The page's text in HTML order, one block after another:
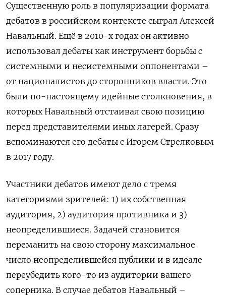
Существенную роль в популяризации формата
дебатов в российском контексте сыграл Алексей
Навальный. Ещё в 2010-х годах он активно
использовал дебаты как инструмент борьбы с
системными и несистемными оппонентами –
от националистов до сторонников власти. Это
были по-настоящему идейные столкновения, в
которых Навальный отстаивал свою позицию
перед представителями иных лагерей. Сразу
вспоминаются его дебаты с Игорем Стрелковым
в 2017 году.
Участники дебатов имеют дело с тремя
категориями зрителей: 1) их собственная
аудитория, 2) аудитория противника и 3)
неопределившиеся. Задачей становится
переманить на свою сторону максимальное
число неопределившейся публики и в идеале
переубедить кого-то из аудитории вашего
соперника. В случае дебатов Навальный –